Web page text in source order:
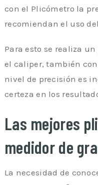
con el Plicómetro la
recomiendan el uso
Para esto se realiza
el caliper, también
nivel de precisión es
certeza en los
Las mejores
medidor de
La necesidad de